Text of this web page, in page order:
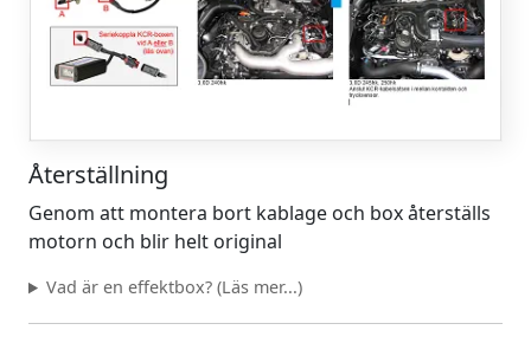
Återställning
Genom att montera bort kablage och box återställs
motorn och blir helt original
Vad är en effektbox? (Läs mer...)